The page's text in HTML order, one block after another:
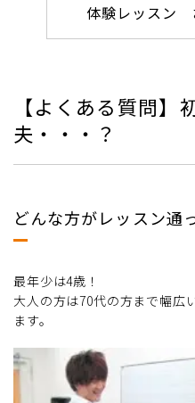
体験レッスン
【よくある質問】
夫・・・？
どんな方がレッスン通
最年少は4歳！
大人の方は70代の方まで幅広
ます。